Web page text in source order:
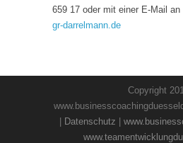
659 17 oder mit einer E-Mail an
gr-darrelmann.de
Copyright
Datenschutz